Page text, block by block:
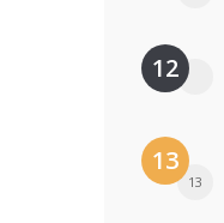
12
13
13